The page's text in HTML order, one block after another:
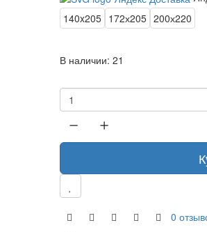
140x205 172х205 200х220
В наличии: 21
0